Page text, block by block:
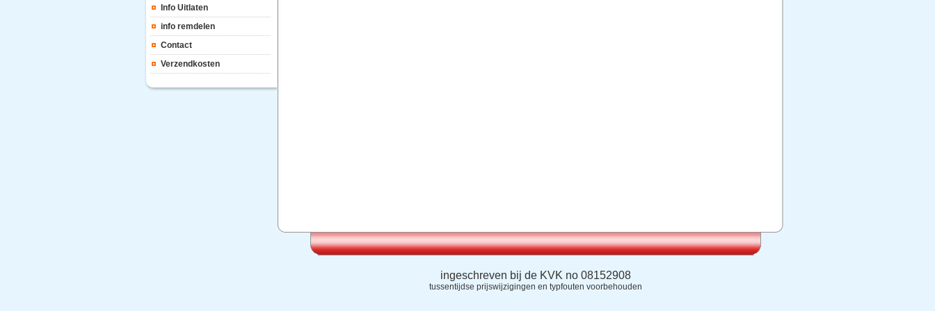
Info Uitlaten
info remdelen
Contact
Verzendkosten
ingeschreven bij de KVK no 08152908
tussentijdse prijswijzigingen en typfouten voorbehouden